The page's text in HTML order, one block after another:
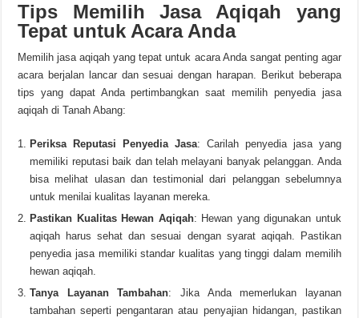
Tips Memilih Jasa Aqiqah yang
Tepat untuk Acara Anda
Memilih jasa aqiqah yang tepat untuk acara Anda sangat penting agar
acara berjalan lancar dan sesuai dengan harapan. Berikut beberapa
tips yang dapat Anda pertimbangkan saat memilih penyedia jasa
aqiqah di Tanah Abang:
Periksa Reputasi Penyedia Jasa: Carilah penyedia jasa yang
memiliki reputasi baik dan telah melayani banyak pelanggan. Anda
bisa melihat ulasan dan testimonial dari pelanggan sebelumnya
untuk menilai kualitas layanan mereka.
Pastikan Kualitas Hewan Aqiqah: Hewan yang digunakan untuk
aqiqah harus sehat dan sesuai dengan syarat aqiqah. Pastikan
penyedia jasa memiliki standar kualitas yang tinggi dalam memilih
hewan aqiqah.
Tanya Layanan Tambahan: Jika Anda memerlukan layanan
tambahan seperti pengantaran atau penyajian hidangan, pastikan